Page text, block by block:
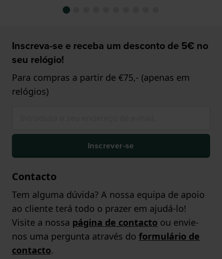
Inscreva-se e receba um desconto de 5€ no
seu relógio!
Para compras a partir de €75,- (apenas em
relógios)
Inscrever-se
Contacto
Tem alguma dúvida? A nossa equipa de apoio
ao cliente terá todo o prazer em ajudá-lo!
Visite a nossa página de contacto ou envie-
nos uma pergunta através do formulário de
contacto.